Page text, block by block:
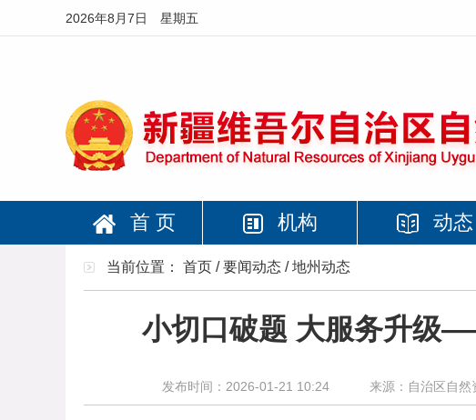
2026年8月7日 星期五
首 页 机构 动态
当前位置： 首页 /要闻动态 /地州动态
小切口破题 大服务升级
发布时间：2026-01-21 10:24 来源：自治区自然